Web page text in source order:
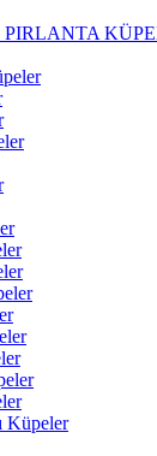
PIRLANTA
Küpeler